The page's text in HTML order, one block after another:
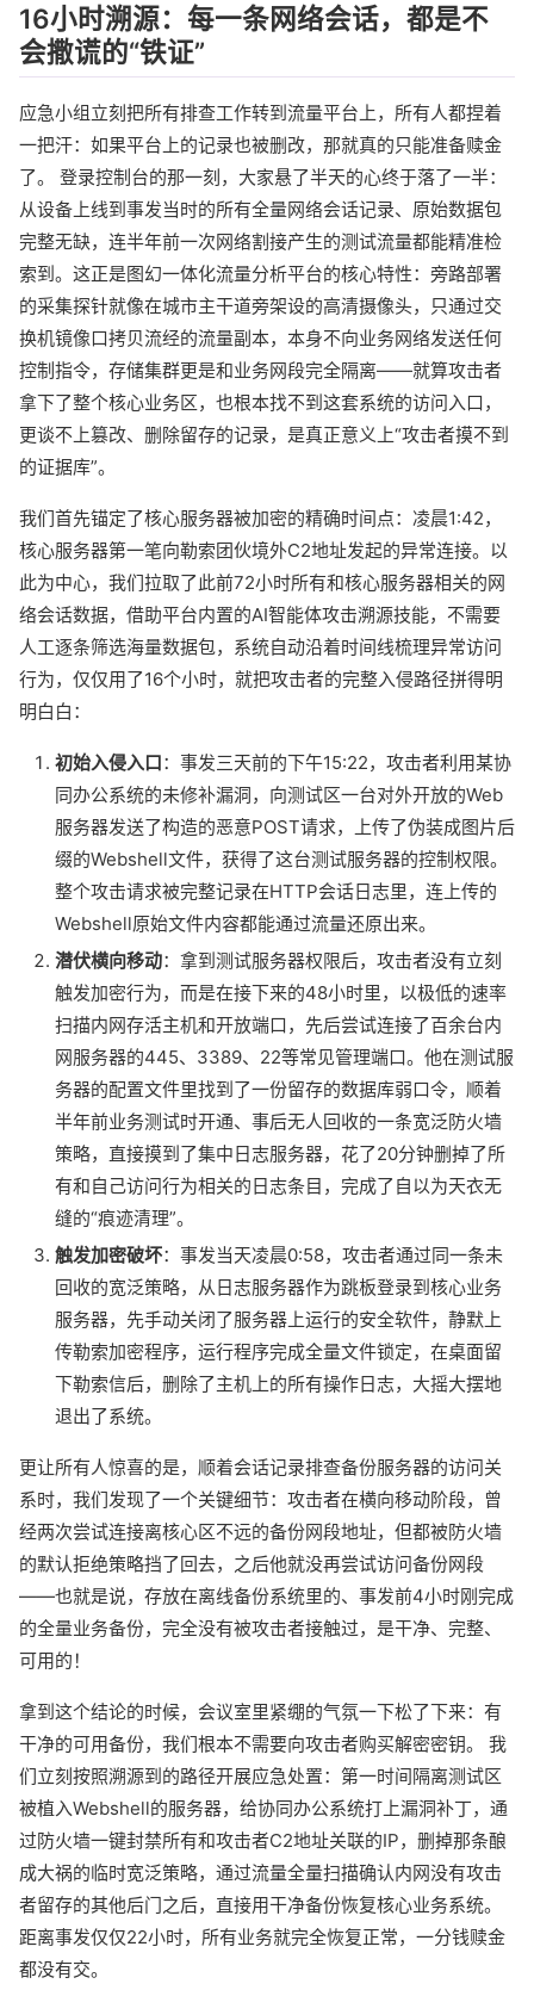
16小时溯源：每一条网络会话，都是不
会撒谎的“铁证”
应急小组立刻把所有排查工作转到流量平台上，所有人都捏着
一把汗：如果平台上的记录也被删改，那就真的只能准备赎金
了。 登录控制台的那一刻，大家悬了半天的心终于落了一半：
从设备上线到事发当时的所有全量网络会话记录、原始数据包
完整无缺，连半年前一次网络割接产生的测试流量都能精准检
索到。这正是图幻一体化流量分析平台的核心特性：旁路部署
的采集探针就像在城市主干道旁架设的高清摄像头，只通过交
换机镜像口拷贝流经的流量副本，本身不向业务网络发送任何
控制指令，存储集群更是和业务网段完全隔离——就算攻击者
拿下了整个核心业务区，也根本找不到这套系统的访问入口，
更谈不上篡改、删除留存的记录，是真正意义上“攻击者摸不到
的证据库”。
我们首先锚定了核心服务器被加密的精确时间点：凌晨1:42，
核心服务器第一笔向勒索团伙境外C2地址发起的异常连接。以
此为中心，我们拉取了此前72小时所有和核心服务器相关的网
络会话数据，借助平台内置的AI智能体攻击溯源技能，不需要
人工逐条筛选海量数据包，系统自动沿着时间线梳理异常访问
行为，仅仅用了16个小时，就把攻击者的完整入侵路径拼得明
明白白：
初始入侵入口：事发三天前的下午15:22，攻击者利用某协
同办公系统的未修补漏洞，向测试区一台对外开放的Web
服务器发送了构造的恶意POST请求，上传了伪装成图片后
缀的Webshell文件，获得了这台测试服务器的控制权限。
整个攻击请求被完整记录在HTTP会话日志里，连上传的
Webshell原始文件内容都能通过流量还原出来。
潜伏横向移动：拿到测试服务器权限后，攻击者没有立刻
触发加密行为，而是在接下来的48小时里，以极低的速率
扫描内网存活主机和开放端口，先后尝试连接了百余台内
网服务器的445、3389、22等常见管理端口。他在测试服
务器的配置文件里找到了一份留存的数据库弱口令，顺着
半年前业务测试时开通、事后无人回收的一条宽泛防火墙
策略，直接摸到了集中日志服务器，花了20分钟删掉了所
有和自己访问行为相关的日志条目，完成了自以为天衣无
缝的“痕迹清理”。
触发加密破坏：事发当天凌晨0:58，攻击者通过同一条未
回收的宽泛策略，从日志服务器作为跳板登录到核心业务
服务器，先手动关闭了服务器上运行的安全软件，静默上
传勒索加密程序，运行程序完成全量文件锁定，在桌面留
下勒索信后，删除了主机上的所有操作日志，大摇大摆地
退出了系统。
更让所有人惊喜的是，顺着会话记录排查备份服务器的访问关
系时，我们发现了一个关键细节：攻击者在横向移动阶段，曾
经两次尝试连接离核心区不远的备份网段地址，但都被防火墙
的默认拒绝策略挡了回去，之后他就没再尝试访问备份网段
——也就是说，存放在离线备份系统里的、事发前4小时刚完成
的全量业务备份，完全没有被攻击者接触过，是干净、完整、
可用的！
拿到这个结论的时候，会议室里紧绷的气氛一下松了下来：有
干净的可用备份，我们根本不需要向攻击者购买解密密钥。 我
们立刻按照溯源到的路径开展应急处置：第一时间隔离测试区
被植入Webshell的服务器，给协同办公系统打上漏洞补丁，通
过防火墙一键封禁所有和攻击者C2地址关联的IP，删掉那条酿
成大祸的临时宽泛策略，通过流量全量扫描确认内网没有攻击
者留存的其他后门之后，直接用干净备份恢复核心业务系统。
距离事发仅仅22小时，所有业务就完全恢复正常，一分钱赎金
都没有交。